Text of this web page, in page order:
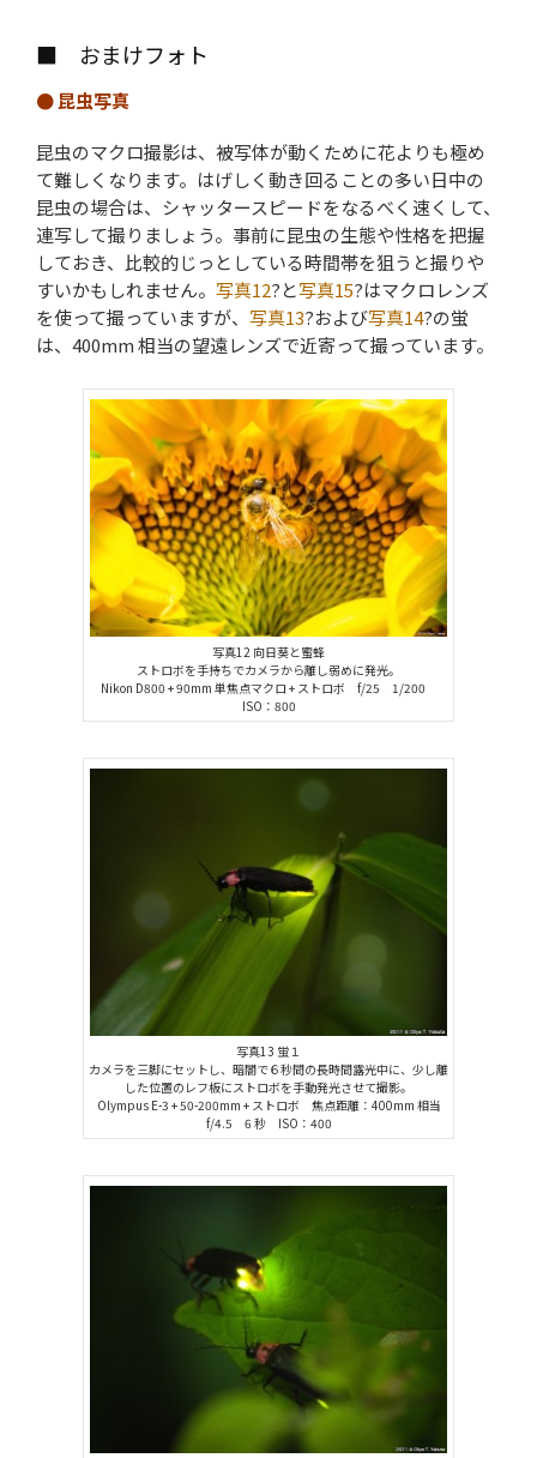
■ おまけフォト
● 昆虫写真
昆虫のマクロ撮影は、被写体が動くために花よりも極め
て難しくなります。はげしく動き回ることの多い日中の
昆虫の場合は、シャッタースピードをなるべく速くして、
連写して撮りましょう。事前に昆虫の生態や性格を把握
しておき、比較的じっとしている時間帯を狙うと撮りや
すいかもしれません。 写真12?と写真15?はマクロレンズ
を使って撮っていますが、 写真13?および写真14?の蛍
は、400mm 相当の望遠レンズで近寄って撮っています。
写真12 向日葵と蜜蜂
ストロボを手持ちでカメラから離し弱めに発光。
Nikon D800 + 90mm 単焦点マクロ + ストロボ f/25 1/200
ISO：800
写真13 蛍１
カメラを三脚にセットし、暗闇で６秒間の長時間露光中に、少し離
した位置のレフ板にストロボを手動発光させて撮影。
Olympus E-3 + 50-200mm + ストロボ 焦点距離：400mm 相当
f/4.5 6 秒 ISO：400